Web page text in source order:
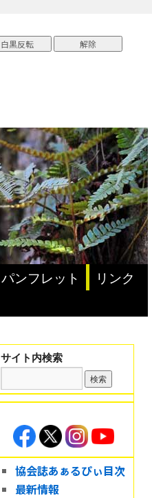
パンフレット
リンク
サイト内検索
協会誌あぁるぴぃ目次
最新情報